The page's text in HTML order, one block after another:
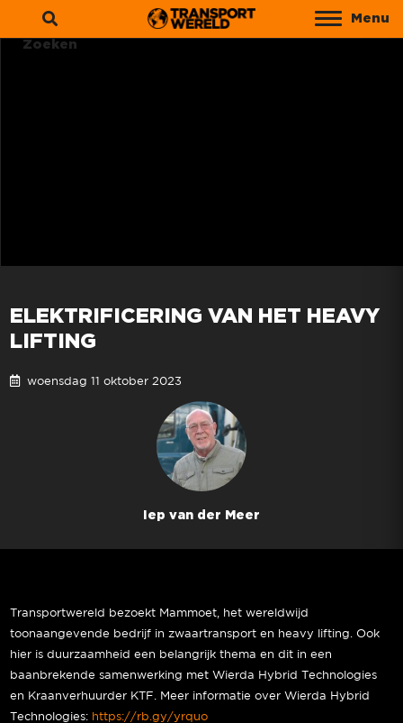
Menu
Zoeken
ELEKTRIFICERING VAN HET HEAVY
LIFTING
woensdag 11 oktober 2023
Iep van der Meer
Transportwereld bezoekt Mammoet, het wereldwijd
toonaangevende bedrijf in zwaartransport en heavy lifting. Ook
hier is duurzaamheid een belangrijk thema en dit in een
baanbrekende samenwerking met Wierda Hybrid Technologies
en Kraanverhuurder KTF. Meer informatie over Wierda Hybrid
Technologies: https://rb.gy/yrquo